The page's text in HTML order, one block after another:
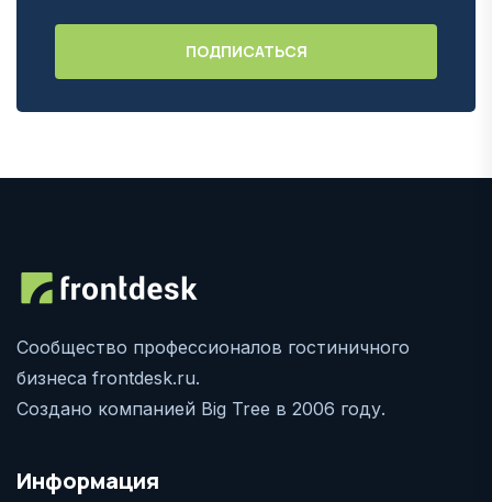
Сообщество профессионалов гостиничного
бизнеса frontdesk.ru.
Создано компанией Big Tree в 2006 году.
Информация